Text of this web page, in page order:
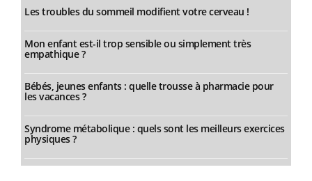
Les troubles du sommeil modifient votre cerveau !
Mon enfant est-il trop sensible ou simplement très
empathique ?
Bébés, jeunes enfants : quelle trousse à pharmacie pour
les vacances ?
Syndrome métabolique : quels sont les meilleurs exercices
physiques ?